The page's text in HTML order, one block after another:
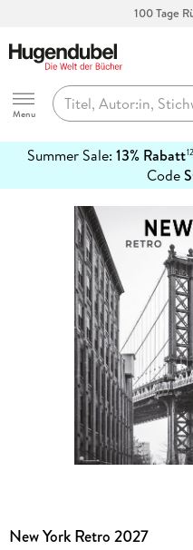
100 Tage
Hugendubel
Menu
Summer Sale: 13% Rabatt12
Code
erfahren
New York Retro 2027